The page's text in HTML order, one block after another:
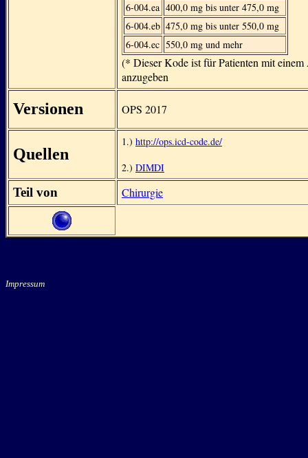
6-004.ea 400,0 mg bis unter 475,0 mg
6-004.eb 475,0 mg bis unter 550,0 mg
6-004.ec 550,0 mg und mehr
(* Dieser Kode ist für Patienten mit
anzugeben
Versionen OPS 2017
Quellen
1.) http://ops.icd-code.de/
2.) DIMDI
Teil von Chirurgie
Impressum